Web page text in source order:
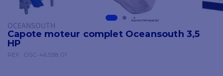
OCEANSOUTH
Capote moteur complet Oceansouth 3,5
HP
RÉF. OSC-46.538.01